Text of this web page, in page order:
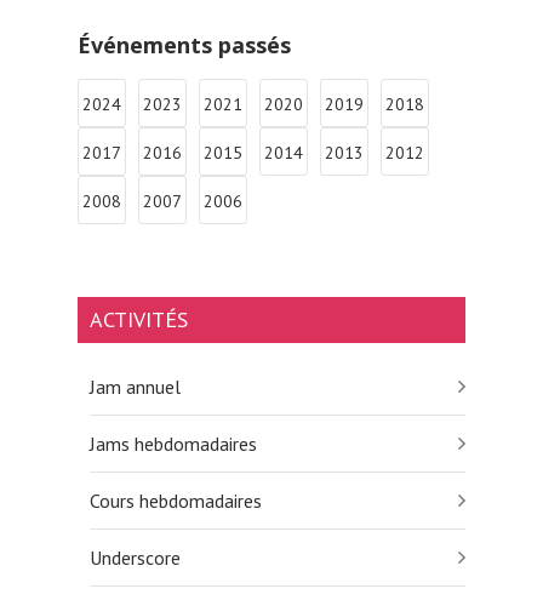
Événements passés
2024 2023 2021 2020 2019 2018
2017 2016 2015 2014 2013 2012
2008 2007 2006
ACTIVITÉS
Jam annuel
Jams hebdomadaires
Cours hebdomadaires
Underscore